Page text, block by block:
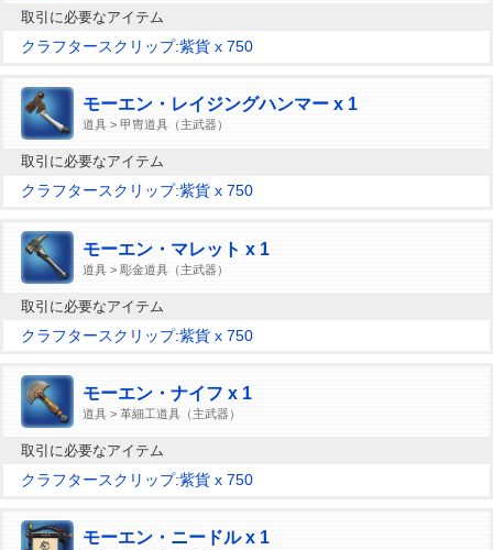
取引に必要なアイテム
クラフタースクリップ:紫貨 x 750
モーエン・レイジングハンマー x 1
道具 > 甲冑道具（主武器）
取引に必要なアイテム
クラフタースクリップ:紫貨 x 750
モーエン・マレット x 1
道具 > 彫金道具（主武器）
取引に必要なアイテム
クラフタースクリップ:紫貨 x 750
モーエン・ナイフ x 1
道具 > 革細工道具（主武器）
取引に必要なアイテム
クラフタースクリップ:紫貨 x 750
モーエン・ニードル x 1